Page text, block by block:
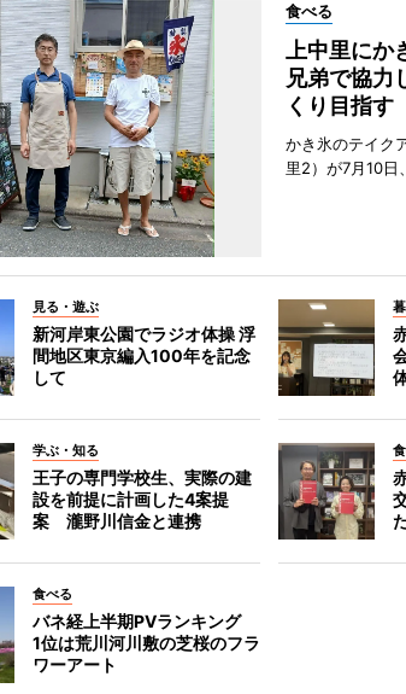
食べる
上中里に
兄弟で協力
くり目指す
かき氷のテイク
里2）が7月10日
見る・遊ぶ
新河岸東公園でラジオ体操 浮
間地区東京編入100年を記念
して
学ぶ・知る
王子の専門学校生、実際の建
設を前提に計画した4案提
案 瀧野川信金と連携
食べる
バネ経上半期PVランキング
1位は荒川河川敷の芝桜のフラ
ワーアート